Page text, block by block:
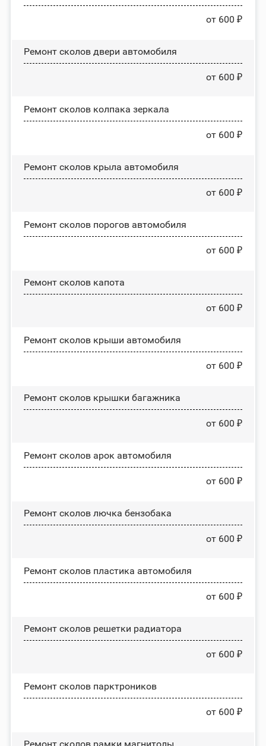
от 600 ₽
Ремонт сколов двери автомобиля
от 600 ₽
Ремонт сколов колпака зеркала
от 600 ₽
Ремонт сколов крыла автомобиля
от 600 ₽
Ремонт сколов порогов автомобиля
от 600 ₽
Ремонт сколов капота
от 600 ₽
Ремонт сколов крыши автомобиля
от 600 ₽
Ремонт сколов крышки багажника
от 600 ₽
Ремонт сколов арок автомобиля
от 600 ₽
Ремонт сколов лючка бензобака
от 600 ₽
Ремонт сколов пластика автомобиля
от 600 ₽
Ремонт сколов решетки радиатора
от 600 ₽
Ремонт сколов парктроников
от 600 ₽